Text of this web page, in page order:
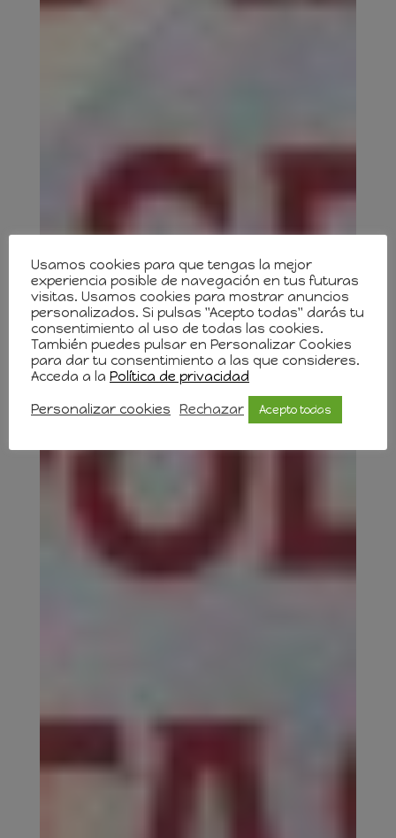
Usamos cookies para que tengas la mejor
experiencia posible de navegación en tus futuras
visitas. Usamos cookies para mostrar anuncios
personalizados. Si pulsas "Acepto todas" darás tu
consentimiento al uso de todas las cookies.
También puedes pulsar en Personalizar Cookies
para dar tu consentimiento a las que consideres.
Acceda a la Política de privacidad
Personalizar cookies Rechazar Acepto todas